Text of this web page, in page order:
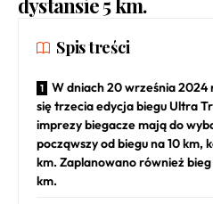
dystansie 5 km.
Spis treści
W dniach 20 września
się trzecia edycja biegu Ultra
imprezy biegacze mają do
począwszy od biegu na 10 km,
km. Zaplanowano również
km.